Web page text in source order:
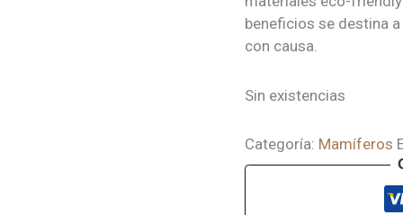
beneficios se destina
con causa.
Sin existencias
Categoría: Mamíferos